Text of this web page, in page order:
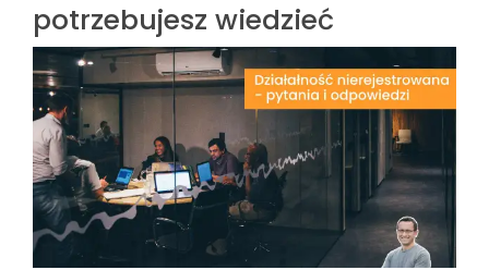
potrzebujesz wiedzieć
Pokaż
większy
obrazek